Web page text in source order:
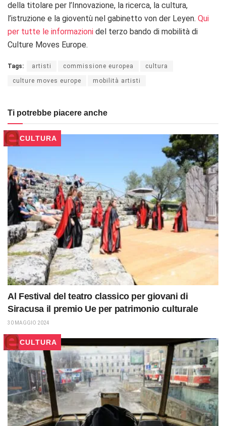
della titolare per l’Innovazione, la ricerca, la cultura,
l’istruzione e la gioventù nel gabinetto von der Leyen. Qui
per tutte le informazioni del terzo bando di mobilità di
Culture Moves Europe.
Tags: artisti commissione europea cultura
culture moves europe mobilità artisti
Ti potrebbe piacere anche
CULTURA
Al Festival del teatro classico per giovani di
Siracusa il premio Ue per patrimonio culturale
30 MAGGIO 2024
CULTURA